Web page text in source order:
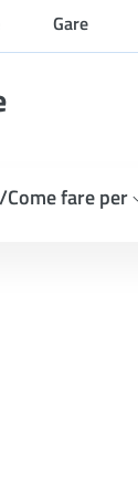
Gare
fare per